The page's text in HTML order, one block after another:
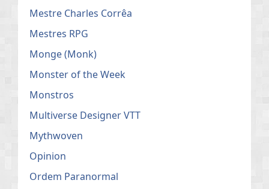
Mestre Charles Corrêa
Mestres RPG
Monge (Monk)
Monster of the Week
Monstros
Multiverse Designer VTT
Mythwoven
Opinion
Ordem Paranormal